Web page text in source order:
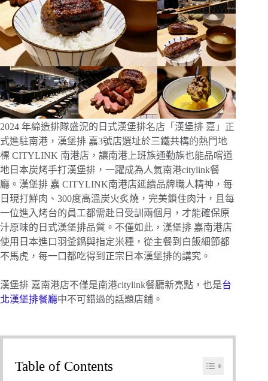
2024 年締造排隊盛況的日式漢堡排名店「漢堡排 嘉」正
式進駐南港，漢堡排 嘉3號店選址於三鐵共構的熱門地
標 CITYLINK 南港店，讓南港上班族通勤族也能品嚐道
地日本炭烤手打漢堡排，一躍成為人氣南港citylink餐
廳。漢堡排 嘉 CITYLINK南港店延續品牌職人精神，每
日現打鮮肉、300度高溫炭火炙燒，完美鎖住肉汁，且每
一位進入烤台的員工都需赴日受訓兩個月，才能確保原
汁原味的日式漢堡排品質。不僅如此，漢堡排 嘉南港店
使用日本進口羽釜鍋與指定米種，從主餐到白飯細節都
不馬虎，每一口都吃得到正宗日本漢堡排的講究。
漢堡排 嘉南港店不僅是南港citylink餐廳新亮點，也是台
北漢堡排餐廳中不可錯過的話題店鋪。
Table of Contents